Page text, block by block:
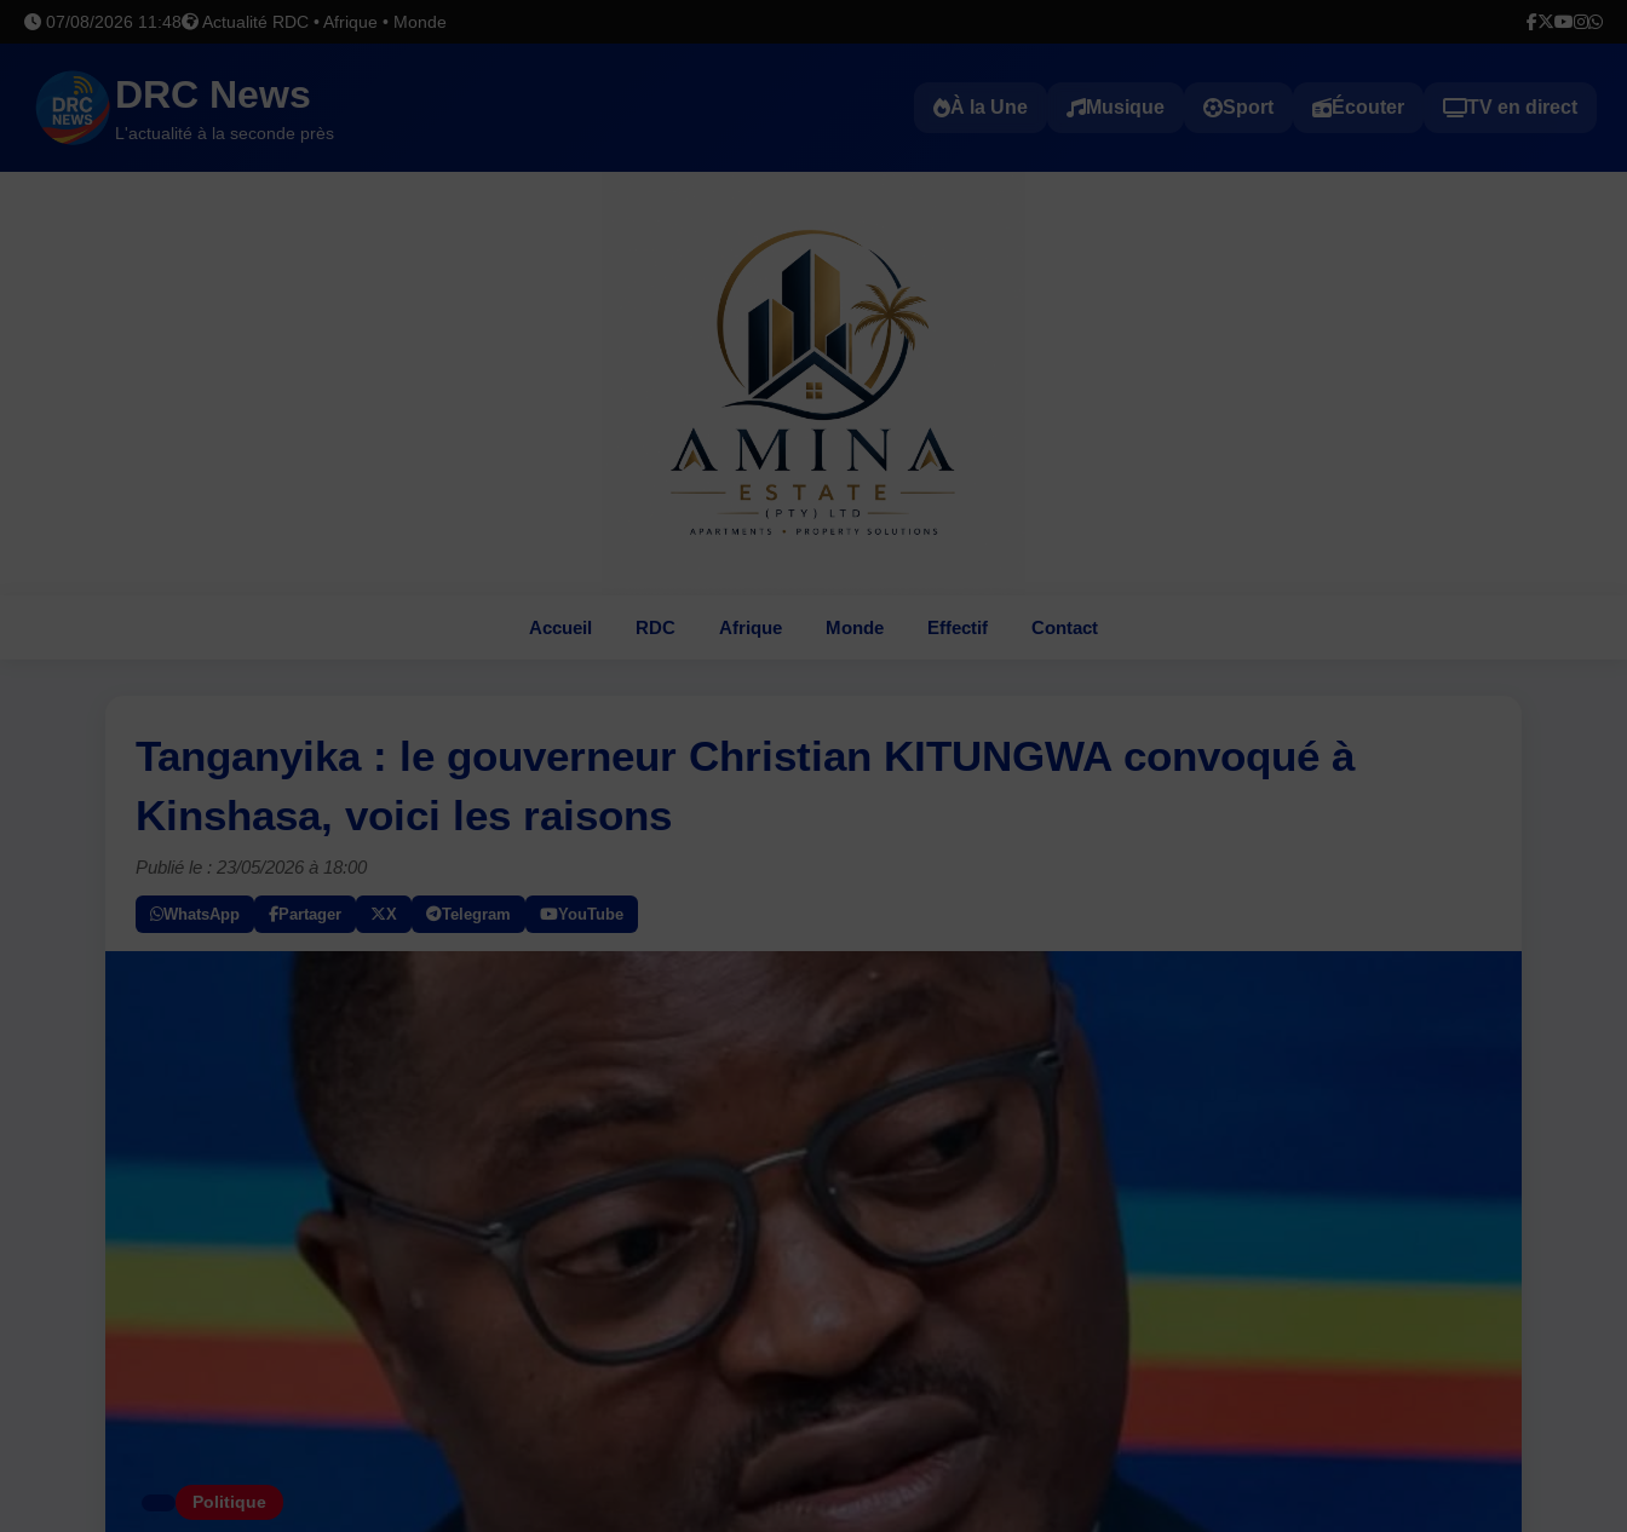
07/08/2026 11:48 Actualité RDC • Afrique • Monde
DRC News
L'actualité à la seconde près
À la Une Musique Sport Écouter TV en direct
Accueil RDC Afrique Monde Effectif Contact
Tanganyika : le gouverneur Christian KITUNGWA convoqué à
Kinshasa, voici les raisons
Publié le : 23/05/2026 à 18:00
WhatsApp Partager X Telegram YouTube
Politique